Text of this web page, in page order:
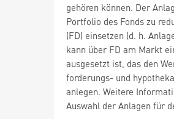
gehören können. Der
Portfolio des Fonds zu
(FD) einsetzen (d. h.
kann über FD am Markt
ausgesetzt ist, das den
forderungs- und
anlegen. Weitere
Auswahl der Anlagen für